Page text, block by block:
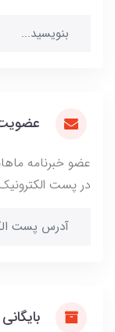
عضویت
عضو خبرنامه
در پست